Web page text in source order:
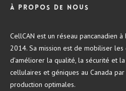
À propos de nous
CellCAN est un réseau pancanadien
2014. Sa mission est de mobiliser les
d’améliorer la qualité, la sécurité et
cellulaires et géniques au Canada
production optimales.